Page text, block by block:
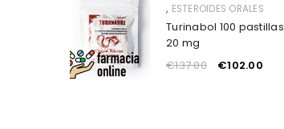
, ESTEROIDES ORALES
Turinabol 100 pastillas
20 mg
€137.00 €102.00